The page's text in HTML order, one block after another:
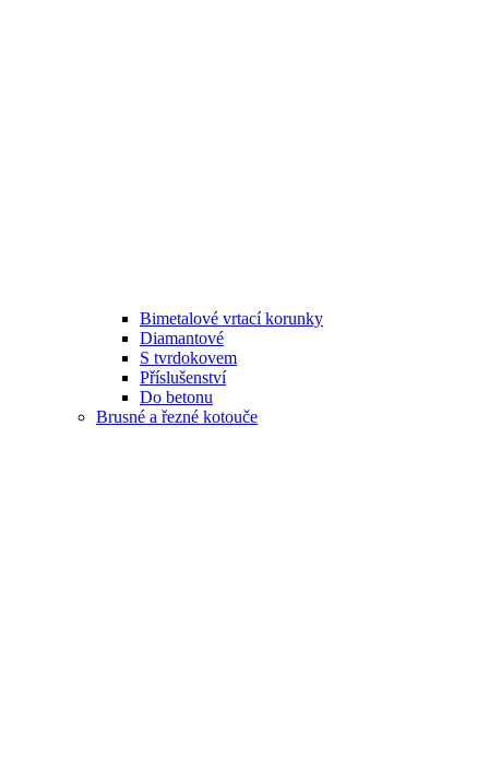
Bimetalové vrtací korunky
Diamantové
S tvrdokovem
Příslušenství
Do betonu
Brusné a řezné kotouče